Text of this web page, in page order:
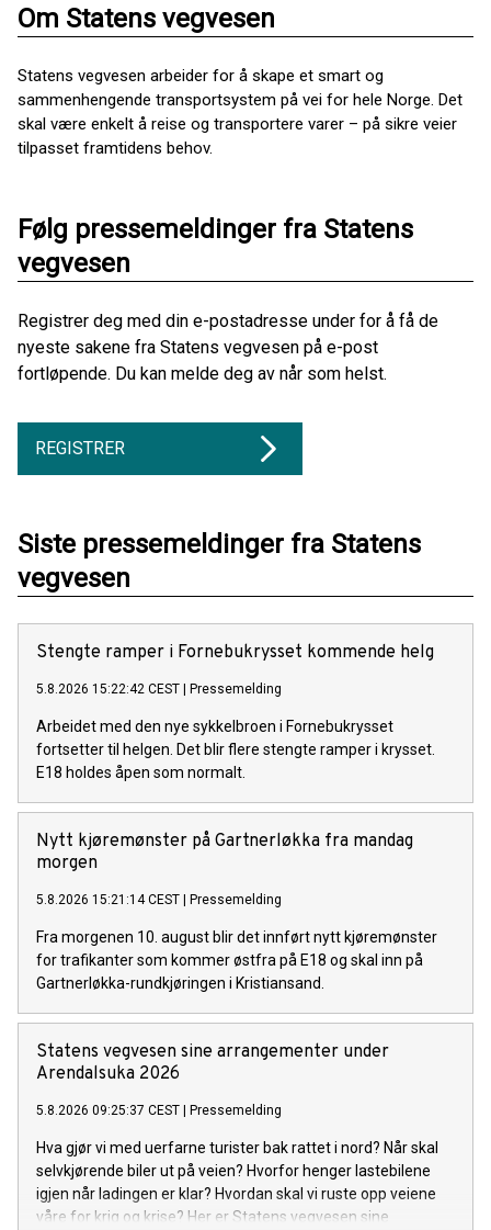
Om Statens vegvesen
Statens vegvesen arbeider for å skape et smart og
sammenhengende transportsystem på vei for hele Norge. Det
skal være enkelt å reise og transportere varer – på sikre veier
tilpasset framtidens behov.
Følg pressemeldinger fra Statens
vegvesen
Registrer deg med din e-postadresse under for å få de
nyeste sakene fra Statens vegvesen på e-post
fortløpende. Du kan melde deg av når som helst.
REGISTRER
Siste pressemeldinger fra Statens
vegvesen
Stengte ramper i Fornebukrysset kommende helg
5.8.2026 15:22:42 CEST Pressemelding
Arbeidet med den nye sykkelbroen i Fornebukrysset
fortsetter til helgen. Det blir flere stengte ramper i krysset.
E18 holdes åpen som normalt.
Nytt kjøremønster på Gartnerløkka fra mandag
morgen
5.8.2026 15:21:14 CEST Pressemelding
Fra morgenen 10. august blir det innført nytt kjøremønster
for trafikanter som kommer østfra på E18 og skal inn på
Gartnerløkka-rundkjøringen i Kristiansand.
Statens vegvesen sine arrangementer under
Arendalsuka 2026
5.8.2026 09:25:37 CEST Pressemelding
Hva gjør vi med uerfarne turister bak rattet i nord? Når skal
selvkjørende biler ut på veien? Hvorfor henger lastebilene
igjen når ladingen er klar? Hvordan skal vi ruste opp veiene
våre for krig og krise? Her er Statens vegvesen sine